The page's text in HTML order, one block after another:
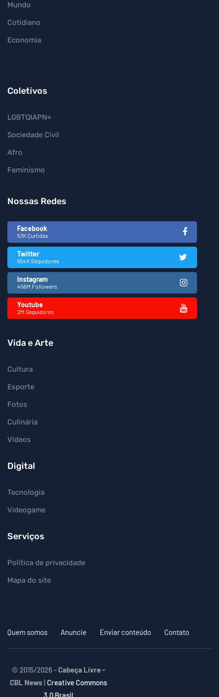
Mundo
Cotidiano
Economia
Coletivos
LGBTQIAPN+
Sociedade Civil
Afro
Feminismo
Nossas Redes
Facebook
53K Curtidas
Twitter
554K Seguidores
Instagram
456M Followers
Youtube
2M Seguidores
Vida e Arte
Cultura
Esporte
Fotos
Culinária
Vídeos
Digital
Tecnologia
Videogame
Serviços
Política de privacidade
Mapa do site
Quem somos Anuncie Enviar conteúdo Contato
© 2015/2026 -Cabeça Livre -
CBL News | Creative Commons
3.0 Brasil